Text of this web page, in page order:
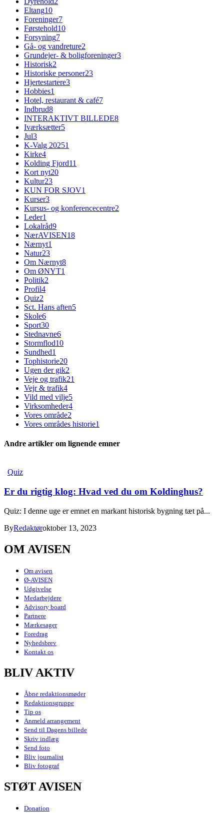
Eltang10
Foreninger7
Førstehold10
Forsyning7
Gå- og vandreture2
Grundejer- & boligforeninger3
Historisk2
Historiske personer23
Hjertestartere3
Hobbies1
Hotel, restaurant & café7
Indbrud8
INTERAKTIVT BILLEDE8
Iværksætter5
Jul3
K-Valg 20251
Kirke4
Kolding Fjord11
Kort nyt20
Kultur23
KUN FOR SJOV1
Kurser3
Kursus- og konferencecentre2
Leder1
Lokalråd9
NærAVISEN18
Nærnyt1
Natur23
Om Nærnyt8
Om ØNYT1
Politik2
Profil4
Quiz2
Sct. Hans aften5
Skole6
Sport30
Stednavne6
Stormflod10
Sundhed1
Tophistorie20
Ugen der gik2
Veje og trafik21
Vejr & trafik4
Vild med vilje5
Virksomheder4
Vores område2
Vores områdes historie1
Andre artikler om lignende emner
Quiz
Er du rigtig klog: Hvad ved du om Koldinghus?
Quiz: I denne uge er emnet en markant historisk bygning tæt på...
ByRedaktøroktober 13, 2023
OM AVISEN
Om avisen
Ø-AVISEN
Udgivelse
Medarbejdere
Advisory board
Partnere
Mærkesager
Foredrag
Nyhedsbrev
Kontakt os
BLIV AKTIV
Åbne redaktionsmøder
Redaktionsgruppe
Tip os
Anmeld arrangement
Send til Dagens billede
Skriv indlæg
Send foto
Bliv journalist
Bliv fotograf
STØT AVISEN
Donation